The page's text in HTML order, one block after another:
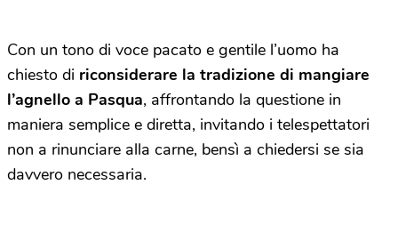
Con un tono di voce pacato e gentile l’uomo ha
chiesto di riconsiderare la tradizione di mangiare
l’agnello a Pasqua, affrontando la questione in
maniera semplice e diretta, invitando i telespettatori
non a rinunciare alla carne, bensì a chiedersi se sia
davvero necessaria.